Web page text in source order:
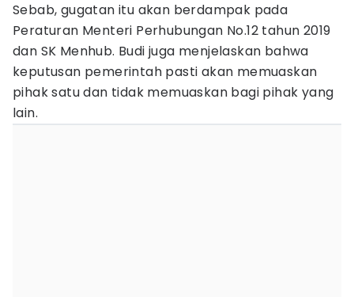
Sebab, gugatan itu akan berdampak pada
Peraturan Menteri Perhubungan No.12 tahun 2019
dan SK Menhub. Budi juga menjelaskan bahwa
keputusan pemerintah pasti akan memuaskan
pihak satu dan tidak memuaskan bagi pihak yang
lain.